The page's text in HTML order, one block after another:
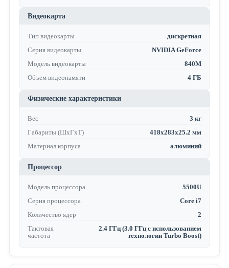
Видеокарта
Тип видеокарты
дискретная
Серия видеокарты
NVIDIA GeForce
Модель видеокарты
840M
Объем видеопамяти
4 ГБ
Физические характеристики
Вес
3 кг
Габариты (ШхГхТ)
418х283х25.2 мм
Материал корпуса
алюминий
Процессор
Модель процессора
5500U
Серия процессора
Core i7
Количество ядер
2
Тактовая
частота
2.4 ГГц (3.0 ГГц с использованием
технологии Turbo Boost)